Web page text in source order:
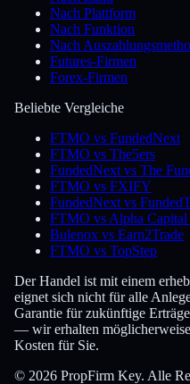
Nach Plattform
Nach Funktion
Nach
Futures-Firmen
Forex-Firmen
Beliebte Vergleiche
FTMO vs FundedNext
FTMO vs The5ers
FundedNext vs The
FTMO vs FXIFY
FundedNext vs
FTMO vs Alpha
Bulenox vs Earn2Trade
FTMO vs TopStep
Der Handel ist mit einem
eignet sich nicht für alle
Garantie für zukünftige
— wir erhalten
Kosten für Sie.
© 2026 PropFirm Key. Alle